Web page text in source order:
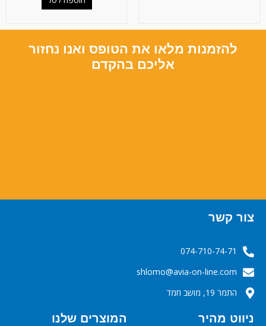
להזמנות מלאו את הטופס ואנו נחזור
אליכם בהקדם
צור קשר
074-710-74-71
‬‬‬shlomo@avia-on-line.com‬
התמר 19, מושב חמד
ניווט מהיר המוצרים שלנו